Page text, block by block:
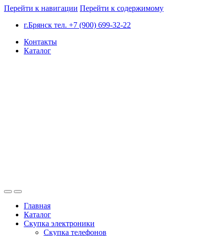
Перейти к навигации Перейти к содержимому
г.Брянск тел. +7 (900) 699-32-22
Контакты
Каталог
Главная
Каталог
Скупка электроники
Скупка телефонов